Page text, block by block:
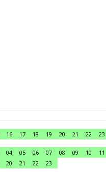
16 17 18 19 20 21 22
23
04 05 06 07 08 09 10 11
20 21 22
23